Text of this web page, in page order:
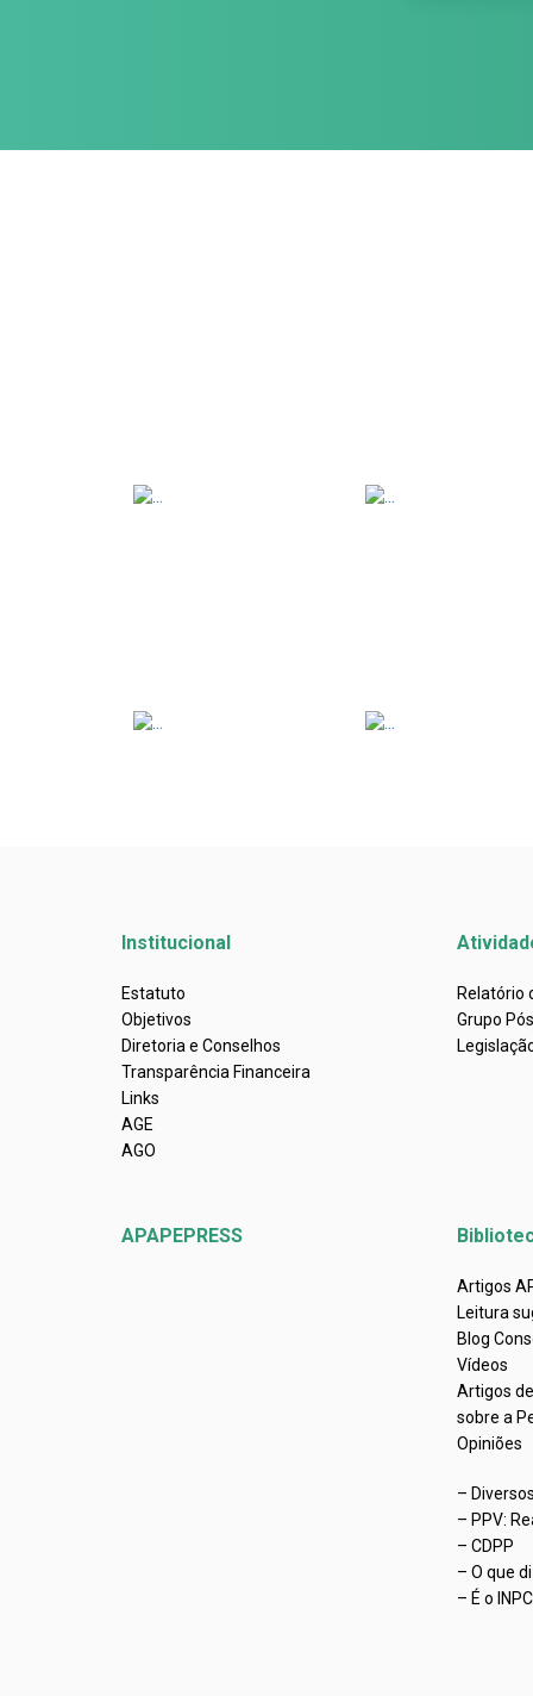
Institucional
Estatuto
Objetivos
Diretoria e Conselhos
Transparência Financeira
Links
AGE
AGO
Relatório
Grupo
APAPEPRESS
Artigos
Leitura
Blog
Vídeos
Artigos
sobre a
Opiniões
–
– PPV:
– CDPP
– O que
– É o